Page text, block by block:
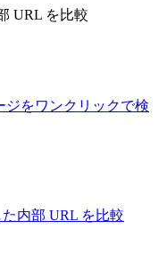
URL を比較
ジをワンクリックで検
た内部 URL を比較